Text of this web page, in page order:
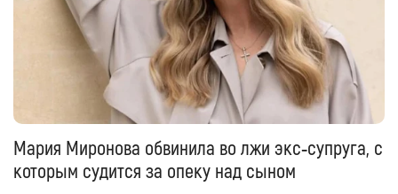
Мария Миронова обвинила во лжи экс‑супруга, с
которым судится за опеку над сыном